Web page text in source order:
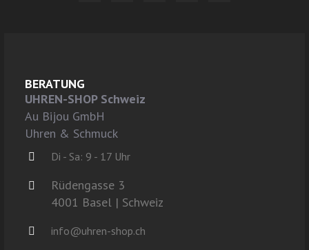
BERATUNG
UHREN-SHOP Schweiz
Au Bijou GmbH
Uhren & Schmuck
Di - Sa: 9 - 17 Uhr
Rüdengasse 3
4001 Basel | Schweiz
info@uhren-shop.ch